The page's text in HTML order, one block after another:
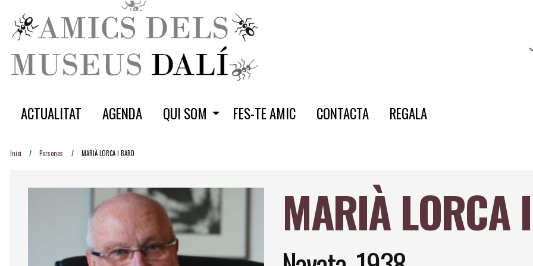
ACTUALITAT AGENDA QUI SOM FES-TE AMIC CONTACTA REGALA
Inici Persones MARIÀ LORCA I BARD
MARIÀ LORCA